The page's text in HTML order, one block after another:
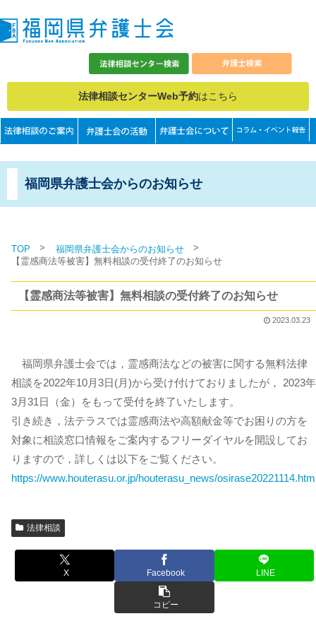
法律相談センターWeb予約はこちら
福岡県弁護士会からのお知らせ
TOP > 福岡県弁護士会からのお知らせ >
【霊感商法等被害】無料相談の受付終了のお知らせ
【霊感商法等被害】無料相談の受付終了のお知らせ
2023.03.23
福岡県弁護士会では，霊感商法などの被害に関する無料法律
相談を2022年10月3日(月)から受け付けておりましたが， 2023年
3月31日（金）をもって受付を終了いたします。
引き続き，法テラスでは霊感商法や高額献金等でお困りの方を
対象に相談窓口情報をご案内するフリーダイヤルを開設してお
りますので，詳しくは以下をご覧ください。
https://www.houterasu.or.jp/houterasu_news/
法律相談
X Facebook LINE
コピー